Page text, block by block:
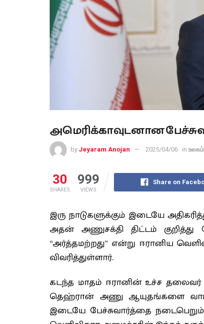
அமெரிக்காவுடனான
by Jeyaram Anojan 2025/04/06 in உலகம்
30
SHARES
999
VIEWS
Share on
இரு நாடுகளுக்கும் இடையே
அதன் அணுசக்தி திட்டம் குறித்து
“அர்த்தமற்றது” என்று ஈரானிய
விவரித்துள்ளார்.
கடந்த மாதம் ஈரானின் உச்ச தலைவர்
தெஹ்ரான் அணு ஆயுதங்களை
இடையே பேச்சுவார்த்தை